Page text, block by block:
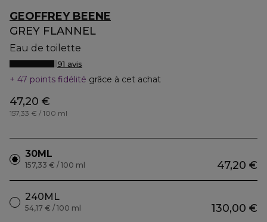
GEOFFREY BEENE
GREY FLANNEL
Eau de toilette
91 avis
47 points fidélité grâce à cet achat
47,20 €
157,33 € / 100 ml
30ML
47,20 €
157,33 € / 100 ml
240ML
130,00 €
54,17 € / 100 ml